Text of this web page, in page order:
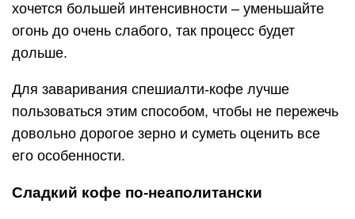
хочется большей интенсивности – уменьшайте
огонь до очень слабого, так процесс будет
дольше.
Для заваривания спешиалти-кофе лучше
пользоваться этим способом, чтобы не пережечь
довольно дорогое зерно и суметь оценить все
его особенности.
Сладкий кофе по-неаполитански